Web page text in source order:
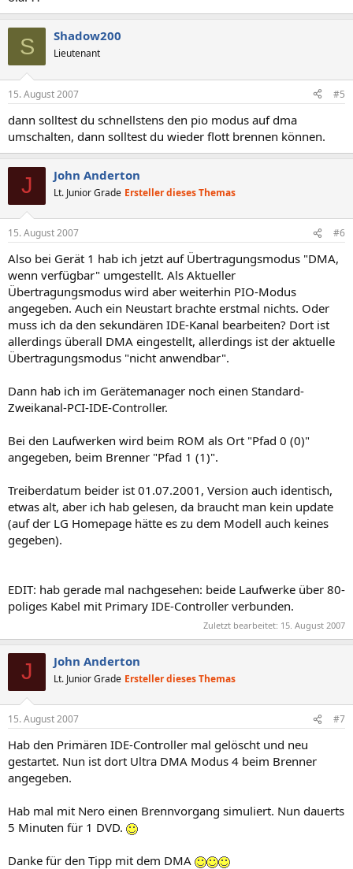
S Shadow200
Lieutenant
15. August 2007 #5
dann solltest du schnellstens den pio modus auf dma
umschalten, dann solltest du wieder flott brennen können.
J John Anderton
Lt. Junior Grade Ersteller dieses Themas
15. August 2007 #6
Also bei Gerät 1 hab ich jetzt auf Übertragungsmodus "DMA,
wenn verfügbar" umgestellt. Als Aktueller
Übertragungsmodus wird aber weiterhin PIO-Modus
angegeben. Auch ein Neustart brachte erstmal nichts. Oder
muss ich da den sekundären IDE-Kanal bearbeiten? Dort ist
allerdings überall DMA eingestellt, allerdings ist der aktuelle
Übertragungsmodus "nicht anwendbar".
Dann hab ich im Gerätemanager noch einen Standard-
Zweikanal-PCI-IDE-Controller.
Bei den Laufwerken wird beim ROM als Ort "Pfad 0 (0)"
angegeben, beim Brenner "Pfad 1 (1)".
Treiberdatum beider ist 01.07.2001, Version auch identisch,
etwas alt, aber ich hab gelesen, da braucht man kein update
(auf der LG Homepage hätte es zu dem Modell auch keines
gegeben).
EDIT: hab gerade mal nachgesehen: beide Laufwerke über 80-
poliges Kabel mit Primary IDE-Controller verbunden.
Zuletzt bearbeitet: 15. August 2007
J John Anderton
Lt. Junior Grade Ersteller dieses Themas
15. August 2007 #7
Hab den Primären IDE-Controller mal gelöscht und neu
gestartet. Nun ist dort Ultra DMA Modus 4 beim Brenner
angegeben.
Hab mal mit Nero einen Brennvorgang simuliert. Nun dauerts
5 Minuten für 1 DVD.
Danke für den Tipp mit dem DMA